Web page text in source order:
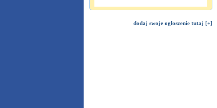
dodaj swoje ogłoszenie tutaj [+]